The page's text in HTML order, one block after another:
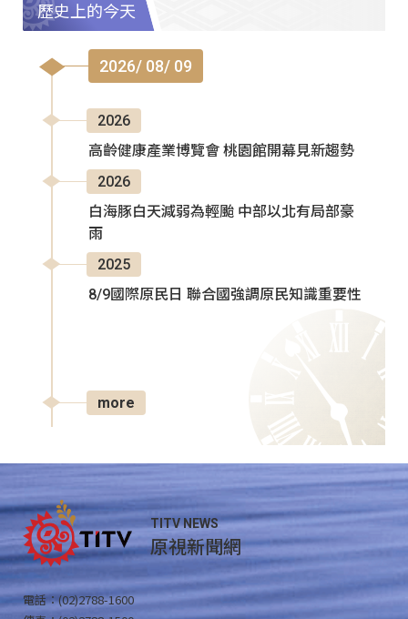
歷史上的今天
2026/ 08/ 09
2026
高齡健康產業博覽會 桃園館開幕見新趨勢
2026
白海豚白天減弱為輕颱 中部以北有局部豪
雨
2025
8/9國際原民日 聯合國強調原民知識重要性
more
TITV NEWS
原視新聞網
電話：(02)2788-1600